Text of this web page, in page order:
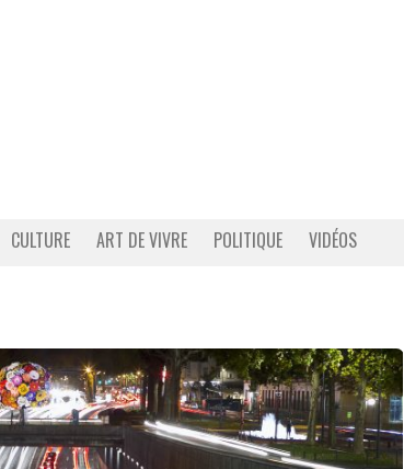
CULTURE ART DE VIVRE POLITIQUE VIDÉOS